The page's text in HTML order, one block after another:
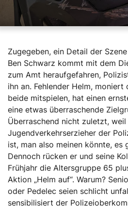
Zugegeben, ein Detail der
Ben Schwarz kommt mit dem
zum Amt heraufgefahren,
ihn an. Fehlender Helm, moniert
beide mitspielen, hat einen
eine etwas überraschende
Überraschend nicht zuletzt,
Jugendverkehrserzieher der
ist, man also meinen könnte, es
Dennoch rücken er und seine
Frühjahr die Altersgruppe 65
Aktion „Helm auf“. Warum?
oder Pedelec seien schlicht
sensibilisiert der